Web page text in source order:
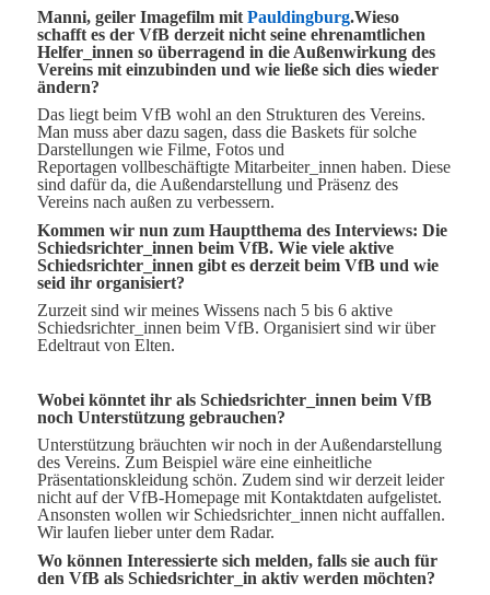
Manni, geiler Imagefilm mitPauldingburg.Wieso
schafft es der VfB derzeit nicht seine ehrenamtlichen
Helfer_innen so überragend in die Außenwirkung des
Vereins mit einzubinden und wie ließe sich dies wieder
ändern?
Das liegt beim VfB wohl an den Strukturen des Vereins.
Man muss aber dazu sagen, dass die Baskets für solche
Darstellungen wie Filme, Fotos und
Reportagen vollbeschäftigte Mitarbeiter_innen haben. Diese
sind dafür da, die Außendarstellung und Präsenz des
Vereins nach außen zu verbessern.
Kommen wir nun zum Hauptthema des Interviews: Die
Schiedsrichter_innen beim VfB. Wie viele aktive
Schiedsrichter_innen gibt es derzeit beim VfB und wie
seid ihr organisiert?
Zurzeit sind wir meines Wissens nach 5 bis 6 aktive
Schiedsrichter_innen beim VfB. Organisiert sind wir über
Edeltraut von Elten.
Wobei könntet ihr als Schiedsrichter_innen beim VfB
noch Unterstützung gebrauchen?
Unterstützung bräuchten wir noch in der Außendarstellung
des Vereins. Zum Beispiel wäre eine einheitliche
Präsentationskleidung schön. Zudem sind wir derzeit leider
nicht auf der VfB-Homepage mit Kontaktdaten aufgelistet.
Ansonsten wollen wir Schiedsrichter_innen nicht auffallen.
Wir laufen lieber unter dem Radar.
Wo können Interessierte sich melden, falls sie auch für
den VfB als Schiedsrichter_in aktiv werden möchten?